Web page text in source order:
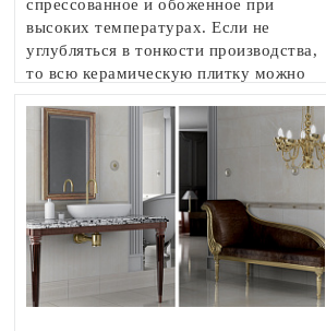
спрессованное и обоженное при
высоких температурах. Если не
углубляться в тонкости производства,
то всю керамическую плитку можно
разделить на несколько групп:
двухобжиговая, однообжиговая,
керамический гранит, клинкер и котто.